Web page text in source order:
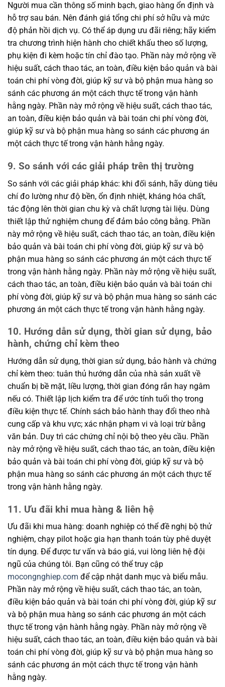
Người mua cần thông số minh bạch, giao hàng ổn định và
hỗ trợ sau bán. Nên đánh giá tổng chi phí sở hữu và mức
độ phản hồi dịch vụ. Có thể áp dụng ưu đãi riêng; hãy kiểm
tra chương trình hiện hành cho chiết khấu theo số lượng,
phụ kiện đi kèm hoặc tín chỉ đào tạo. Phần này mở rộng về
hiệu suất, cách thao tác, an toàn, điều kiện bảo quản và bài
toán chi phí vòng đời, giúp kỹ sư và bộ phận mua hàng so
sánh các phương án một cách thực tế trong vận hành
hằng ngày. Phần này mở rộng về hiệu suất, cách thao tác,
an toàn, điều kiện bảo quản và bài toán chi phí vòng đời,
giúp kỹ sư và bộ phận mua hàng so sánh các phương án
một cách thực tế trong vận hành hằng ngày.
9. So sánh với các giải pháp trên thị trường
So sánh với các giải pháp khác: khi đối sánh, hãy dùng tiêu
chí đo lường như độ bền, ổn định nhiệt, kháng hóa chất,
tác động lên thời gian chu kỳ và chất lượng tài liệu. Dùng
thiết lập thử nghiệm chung để đảm bảo công bằng. Phần
này mở rộng về hiệu suất, cách thao tác, an toàn, điều kiện
bảo quản và bài toán chi phí vòng đời, giúp kỹ sư và bộ
phận mua hàng so sánh các phương án một cách thực tế
trong vận hành hằng ngày. Phần này mở rộng về hiệu suất,
cách thao tác, an toàn, điều kiện bảo quản và bài toán chi
phí vòng đời, giúp kỹ sư và bộ phận mua hàng so sánh các
phương án một cách thực tế trong vận hành hằng ngày.
10. Hướng dẫn sử dụng, thời gian sử dụng, bảo
hành, chứng chỉ kèm theo
Hướng dẫn sử dụng, thời gian sử dụng, bảo hành và chứng
chỉ kèm theo: tuân thủ hướng dẫn của nhà sản xuất về
chuẩn bị bề mặt, liều lượng, thời gian đóng rắn hay ngâm
nếu có. Thiết lập lịch kiểm tra để ước tính tuổi thọ trong
điều kiện thực tế. Chính sách bảo hành thay đổi theo nhà
cung cấp và khu vực; xác nhận phạm vi và loại trừ bằng
văn bản. Duy trì các chứng chỉ nội bộ theo yêu cầu. Phần
này mở rộng về hiệu suất, cách thao tác, an toàn, điều kiện
bảo quản và bài toán chi phí vòng đời, giúp kỹ sư và bộ
phận mua hàng so sánh các phương án một cách thực tế
trong vận hành hằng ngày.
11. Ưu đãi khi mua hàng & liên hệ
Ưu đãi khi mua hàng: doanh nghiệp có thể đề nghị bộ thử
nghiệm, chạy pilot hoặc gia hạn thanh toán tùy phê duyệt
tín dụng. Để được tư vấn và báo giá, vui lòng liên hệ đội
ngũ của chúng tôi. Bạn cũng có thể truy cập
mocongnghiep.com để cập nhật danh mục và biểu mẫu.
Phần này mở rộng về hiệu suất, cách thao tác, an toàn,
điều kiện bảo quản và bài toán chi phí vòng đời, giúp kỹ sư
và bộ phận mua hàng so sánh các phương án một cách
thực tế trong vận hành hằng ngày. Phần này mở rộng về
hiệu suất, cách thao tác, an toàn, điều kiện bảo quản và bài
toán chi phí vòng đời, giúp kỹ sư và bộ phận mua hàng so
sánh các phương án một cách thực tế trong vận hành
hằng ngày.